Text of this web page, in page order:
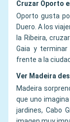
Cruzar Oporto
Oporto gusta
Duero. A los
la Ribeira,
Gaia y
frente a la
Ver Madeira
Madeira
que uno
jardines, Cabo